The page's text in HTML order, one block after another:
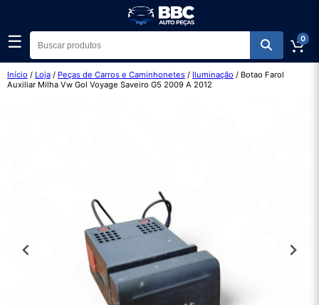
☰ 0
Início / Loja / Peças de Carros e Caminhonetes / Iluminação / Botao Farol
Auxiliar Milha Vw Gol Voyage Saveiro G5 2009 A 2012